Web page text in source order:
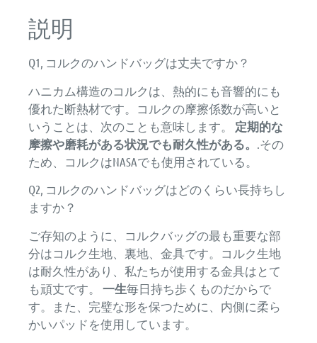
説明
Q1, コルクのハンドバッグは丈夫ですか？
ハニカム構造のコルクは、熱的にも音響的にも
優れた断熱材です。コルクの摩擦係数が高いと
いうことは、次のことも意味します。 定期的な
摩擦や磨耗がある状況でも耐久性がある。
.その
ため、コルクはNASAでも使用されている。
Q2, コルクのハンドバッグはどのくらい長持ちし
ますか？
ご存知のように、コルクバッグの最も重要な部
分はコルク生地、裏地、金具です。コルク生地
は耐久性があり、私たちが使用する金具はとて
も頑丈です。 一生毎日持ち歩くものだからで
す。また、完璧な形を保つために、内側に柔ら
かいパッドを使用しています。